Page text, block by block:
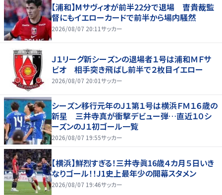
【浦和】Mサヴィオが前半22分で退場 曺貴裁監
督にもイエローカードで前半から場内騒然
2026/08/07 20:11サッカー
Ｊ１リーグ新シーズンの退場者１号は浦和ＭＦサ
ビオ 相手突き飛ばし前半で２枚目イエロー
2026/08/07 20:01サッカー
シーズン移行元年のＪ１第１号は横浜ＦＭ１６歳の
新星 三井寺真が衝撃デビュー弾…直近１０シ
ーズンのＪ１初ゴール一覧
2026/08/07 19:55サッカー
【横浜】鮮烈すぎる！三井寺眞16歳４カ月５日いき
なりゴール！！J1史上最年少の開幕スタメン
2026/08/07 19:46サッカー